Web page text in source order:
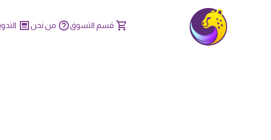
قسم التسوق من نحن